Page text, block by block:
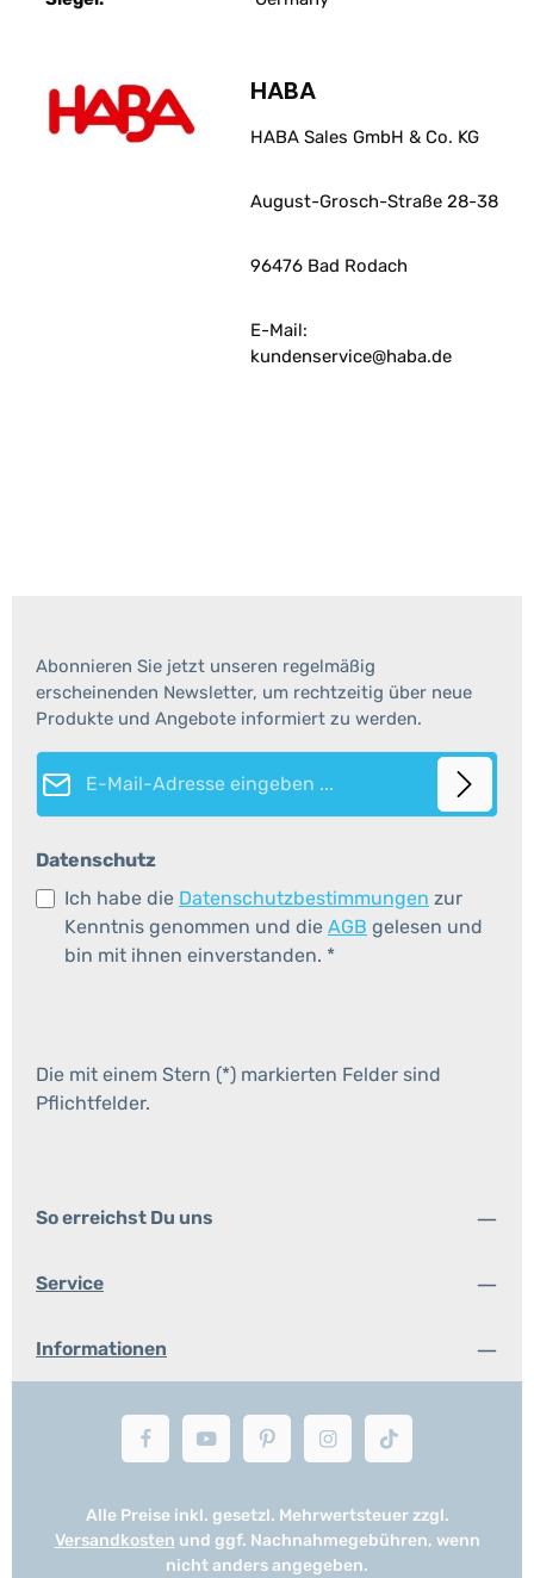
HABA
HABA Sales GmbH & Co. KG
August-Grosch-Straße 28-38
96476 Bad Rodach
E-Mail:
kundenservice@haba.de
Abonnieren Sie jetzt unseren regelmäßig
erscheinenden Newsletter, um rechtzeitig über neue
Produkte und Angebote informiert zu werden.
E-Mail-Adresse*
Datenschutz
Ich habe die Datenschutzbestimmungen zur
Kenntnis genommen und die AGB gelesen und
bin mit ihnen einverstanden. *
Die mit einem Stern (*) markierten Felder sind
Pflichtfelder.
So erreichst Du uns
Service
Informationen
Alle Preise inkl. gesetzl. Mehrwertsteuer zzgl.
Versandkosten und ggf. Nachnahmegebühren, wenn
nicht anders angegeben.